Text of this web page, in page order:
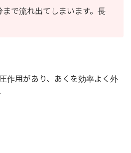
で流れ出てしまいます。長
作用があり、あくを効率よく外